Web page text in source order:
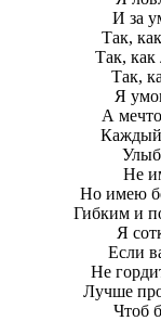
И за
Так,
Так, как
Так,
Я
А
Каждый
Не
Но имею
Гибким и
Я
Если
Не
Лучше
Чтоб